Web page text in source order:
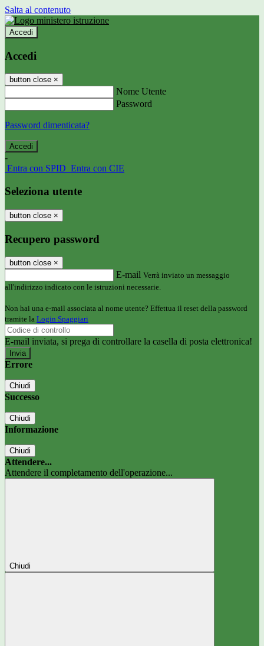
Salta al contenuto
Accedi
Accedi
button close ×
Nome Utente
Password
Password dimenticata?
-
Entra con SPID Entra con CIE
Seleziona utente
button close ×
Recupero password
button close ×
E-mail Verrà inviato un messaggio
all'indirizzo indicato con le istruzioni necessarie.
Non hai una e-mail associata al nome utente? Effettua il reset della password
tramite la Login Spaggiari
E-mail inviata, si prega di controllare la casella di posta elettronica!
Errore
Chiudi
Successo
Chiudi
Informazione
Chiudi
Attendere...
Attendere il completamento dell'operazione...
Chiudi